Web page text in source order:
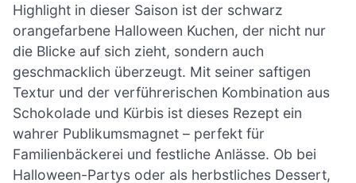
Highlight in dieser Saison ist der schwarz
orangefarbene Halloween Kuchen, der nicht nur
die Blicke auf sich zieht, sondern auch
geschmacklich überzeugt. Mit seiner saftigen
Textur und der verführerischen Kombination aus
Schokolade und Kürbis ist dieses Rezept ein
wahrer Publikumsmagnet – perfekt für
Familienbäckerei und festliche Anlässe. Ob bei
Halloween-Partys oder als herbstliches Dessert,